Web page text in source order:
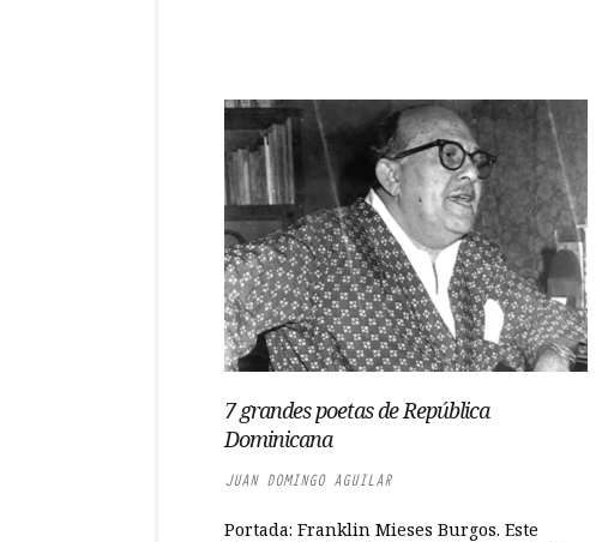
7 grandes poetas de República
Dominicana
JUAN DOMINGO AGUILAR
Portada: Franklin Mieses Burgos. Este